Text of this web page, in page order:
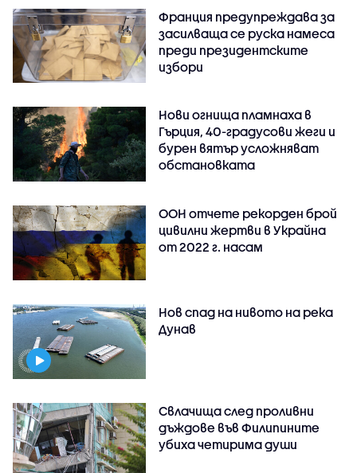
Франция предупреждава за
засилваща се руска намеса
преди президентските
избори
Нови огнища пламнаха в
Гърция, 40-градусови жеги и
бурен вятър усложняват
обстановката
ООН отчете рекорден брой
цивилни жертви в Украйна
от 2022 г. насам
Нов спад на нивото на река
Дунав
Свлачища след проливни
дъждове във Филипините
убиха четирима души